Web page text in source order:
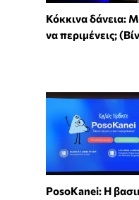
Κόκκινα δάνεια:
να περιμένεις;
PosoKanei: Η